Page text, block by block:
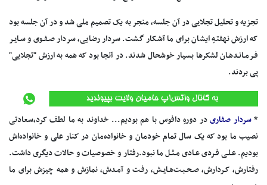
تجزیه‌ و تحلیل‌ تجلایی‌ در آن‌ جلسه، منجر به‌ یک‌ تصمیم‌ ملی‌ شد و در آن‌ جلسه‌ بود
که‌ ارزش‌ نهفتهِ‌ ایشان‌ برای‌ ما آشکار گشت. سردار رضایی، سردار صـفـوی‌ و سـایـر
فـرمـانـدهـان‌ لشکرها بسیار خوشحال‌ شدند. در آنجا بود که‌ همه‌ به‌ ارزش‌ "تجلایی"‌
پی‌ بردند.
*سردار صفاریدر دورهِ‌ دافوس‌ با هم‌ بودیم... خداوند به‌ ما لطف‌ کرد،سعادتی‌
نصیب‌ ما بود که‌ یک‌ سال‌ تمام‌ خودمان‌ و خانواده‌مان‌ در کنار علی‌ و خانواده‌اش‌
بودیم. عـلـی‌ فـردی‌ عـادی‌ مـثـل‌ ما نبود.رفتار و خصوصیات‌ و حالات‌ دیگری‌ داشت.
رفتارش، کـردارش، صـحـبـت‌هـایـش، رفـت‌ و آمـدش، نمازش‌ و همه‌ چیزش‌ برای‌ ما